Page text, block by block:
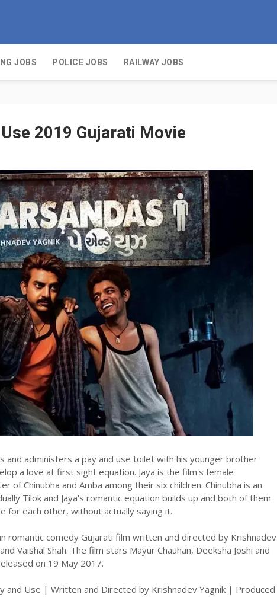
JOBS POLICE JOBS RAILWAY JOBS
2019 Gujarati Movie
and administers a pay and use toilet with his younger brother
a love at first sight equation. Jaya is the film's female
of Chinubha and Amba among their six children. Chinubha is an
Tilok and Jaya's romantic equation builds up and both of them
for each other, without actually saying it.
romantic comedy Gujarati film written and directed by Krishnadev
Vaishal Shah. The film stars Mayur Chauhan, Deeksha Joshi and
on 19 May 2017.
and Use | Written and Directed by Krishnadev Yagnik | Produced